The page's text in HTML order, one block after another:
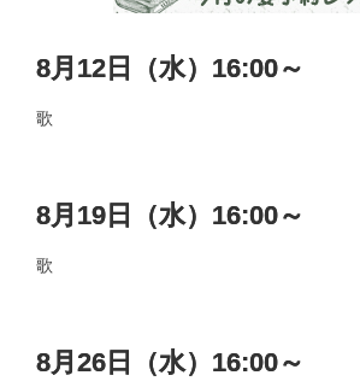
8月12日（水）16:00～
歌
8月19日（水）16:00～
歌
8月26日（水）16:00～